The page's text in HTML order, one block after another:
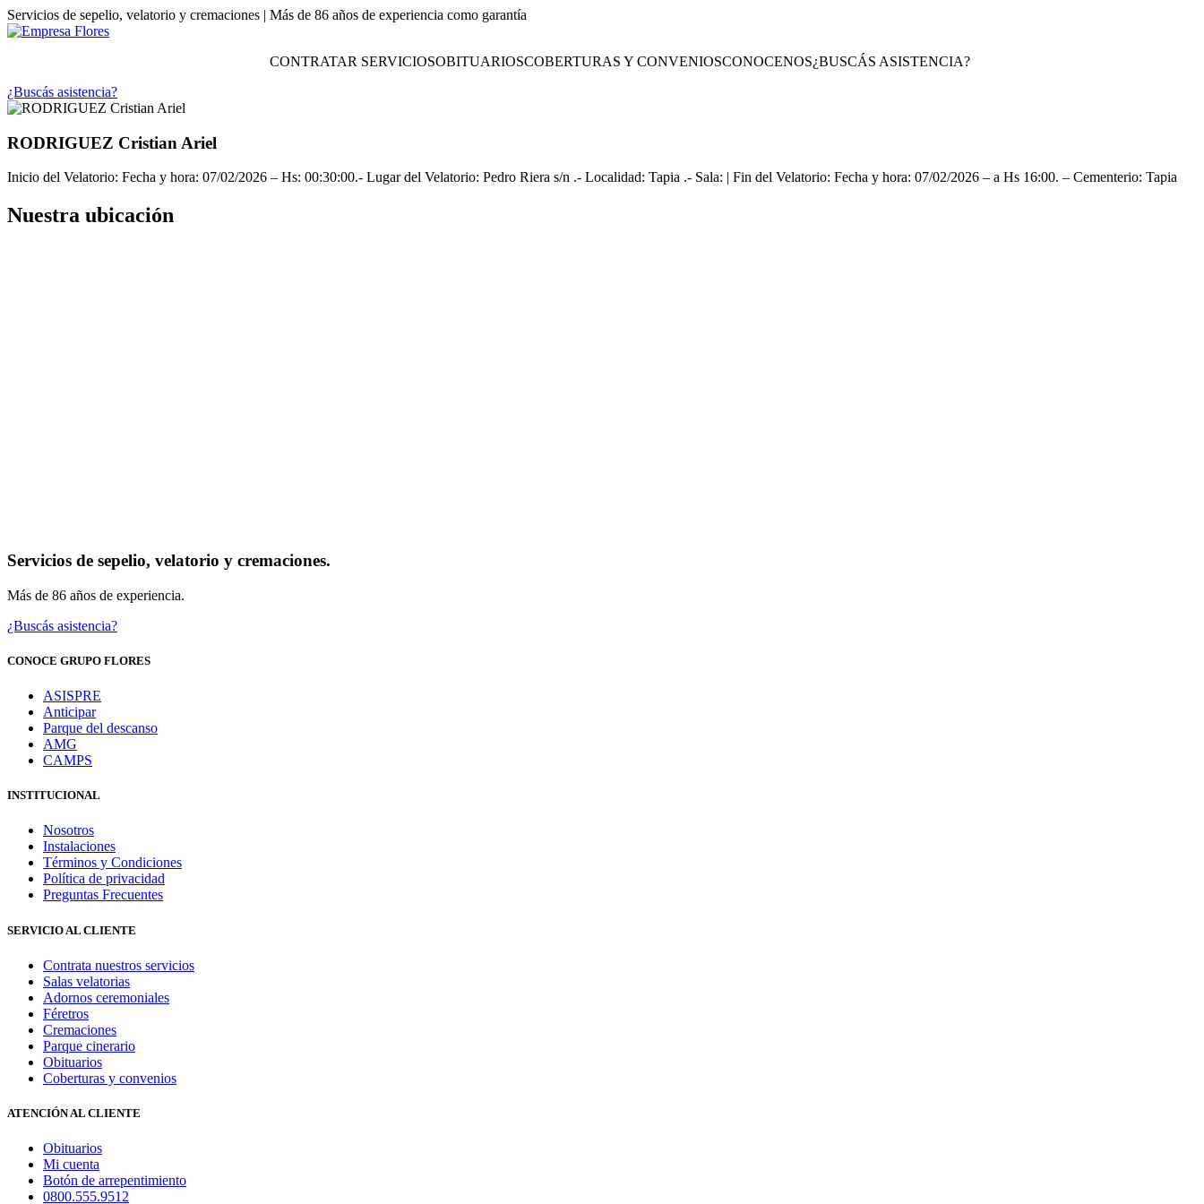
Servicios de sepelio, velatorio y cremaciones | Más de 86 años de experiencia como garantía
CONTRATAR SERVICIOSOBITUARIOSCOBERTURAS Y CONVENIOSCONOCENOS¿BUSCÁS ASISTENCIA?
¿Buscás asistencia?
RODRIGUEZ Cristian Ariel
Inicio del Velatorio: Fecha y hora: 07/02/2026 – Hs: 00:30:00.- Lugar del Velatorio: Pedro Riera s/n .- Localidad: Tapia .- Sala: | Fin del Velatorio: Fecha y hora: 07/02/2026 – a Hs 16:00. – Cementerio: Tapia
Nuestra ubicación
Servicios de sepelio, velatorio y cremaciones.
Más de 86 años de experiencia.
¿Buscás asistencia?
CONOCE GRUPO FLORES
ASISPRE
Anticipar
Parque del descanso
AMG
CAMPS
INSTITUCIONAL
Nosotros
Instalaciones
Términos y Condiciones
Política de privacidad
Preguntas Frecuentes
SERVICIO AL CLIENTE
Contrata nuestros servicios
Salas velatorias
Adornos ceremoniales
Féretros
Cremaciones
Parque cinerario
Obituarios
Coberturas y convenios
ATENCIÓN AL CLIENTE
Obituarios
Mi cuenta
Botón de arrepentimiento
0800.555.9512